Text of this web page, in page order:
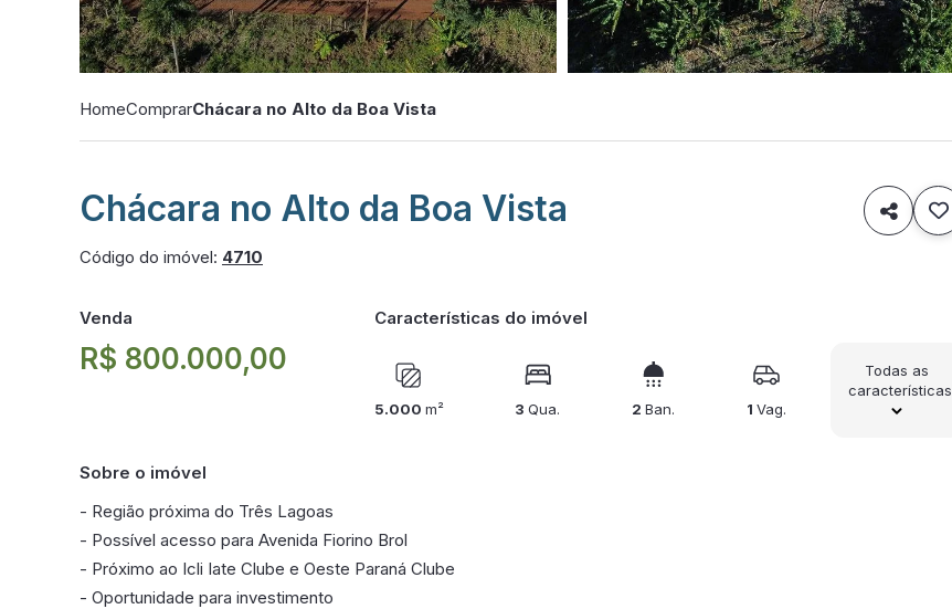
HomeComprarChácara no Alto da Boa Vista
Chácara no Alto da Boa Vista 
Código do imóvel: 4710
Venda
R$ 800.000,00
Características do imóvel
5.000 m² 3Qua. 2Ban. 1 Vag.
Todas as
características
Sobre o imóvel
- Região próxima do Três Lagoas
- Possível acesso para Avenida Fiorino Brol
- Próximo ao Icli Iate Clube e Oeste Paraná Clube
- Oportunidade para investimento